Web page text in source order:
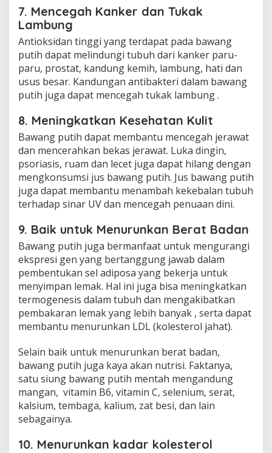
7. Mencegah Kanker dan Tukak
Lambung
Antioksidan tinggi yang terdapat pada bawang
putih dapat melindungi tubuh dari kanker paru-
paru, prostat, kandung kemih, lambung, hati dan
usus besar. Kandungan antibakteri dalam bawang
putih juga dapat mencegah tukak lambung .
8. Meningkatkan Kesehatan Kulit
Bawang putih dapat membantu mencegah jerawat
dan mencerahkan bekas jerawat. Luka dingin,
psoriasis, ruam dan lecet juga dapat hilang dengan
mengkonsumsi jus bawang putih. Jus bawang putih
juga dapat membantu menambah kekebalan tubuh
terhadap sinar UV dan mencegah penuaan dini.
9. Baik untuk Menurunkan Berat Badan
Bawang putih juga bermanfaat untuk mengurangi
ekspresi gen yang bertanggung jawab dalam
pembentukan sel adiposa yang bekerja untuk
menyimpan lemak. Hal ini juga bisa meningkatkan
termogenesis dalam tubuh dan mengakibatkan
pembakaran lemak yang lebih banyak , serta dapat
membantu menurunkan LDL (kolesterol jahat).
Selain baik untuk menurunkan berat badan,
bawang putih juga kaya akan nutrisi. Faktanya,
satu siung bawang putih mentah mengandung
mangan, vitamin B6, vitamin C, selenium, serat,
kalsium, tembaga, kalium, zat besi, dan lain
sebagainya.
10. Menurunkan kadar kolesterol